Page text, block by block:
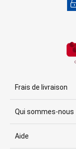
Frais de livraison
Qui sommes-nous
Aide